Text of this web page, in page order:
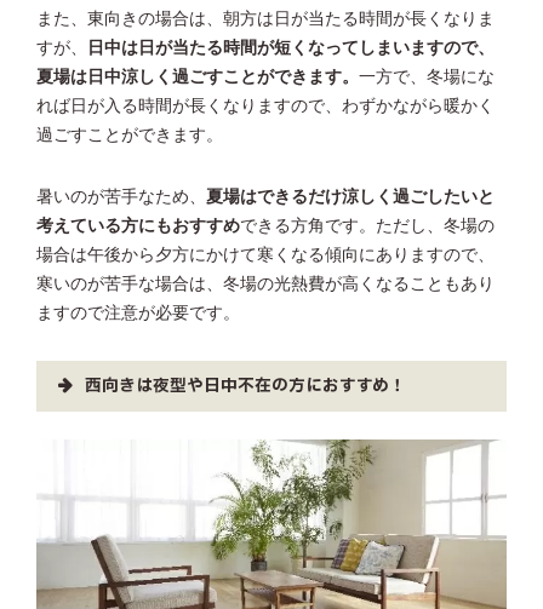
また、東向きの場合は、朝方は日が当たる時間が長くなりま
すが、
日中は日が当たる時間が短くなってしまいますので、
夏場は日中涼しく過ごすことができます。 一方で、冬場にな
れば日が入る時間が長くなりますので、わずかながら暖かく
過ごすことができます。
暑いのが苦手なため、 夏場はできるだけ涼しく過ごしたいと
考えている方にもおすすめできる方角です。ただし、冬場の
場合は午後から夕方にかけて寒くなる傾向にありますので、
寒いのが苦手な場合は、冬場の光熱費が高くなることもあり
ますので注意が必要です。
西向きは夜型や日中不在の方におすすめ！